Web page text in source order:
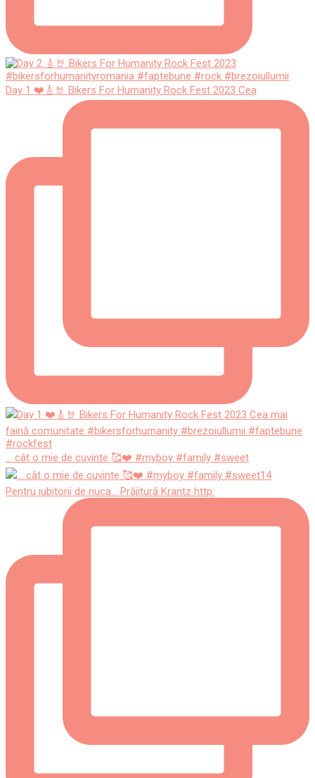
Day 1 ❤️🎸🤘 Bikers For Humanity Rock Fest 2023 Cea
... cât o mie de cuvinte 🥰❤️ #myboy #family #sweet
Pentru iubitorii de nuca... Prăjitură Krantz http: